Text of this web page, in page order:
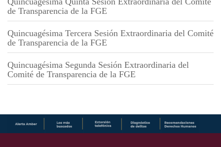
de Transparencia de la FGE
Quincuagésima Tercera Sesión Extraordinaria del Comité
de Transparencia de la FGE
Quincuagésima Segunda Sesión Extraordinaria del
Comité de Transparencia de la FGE